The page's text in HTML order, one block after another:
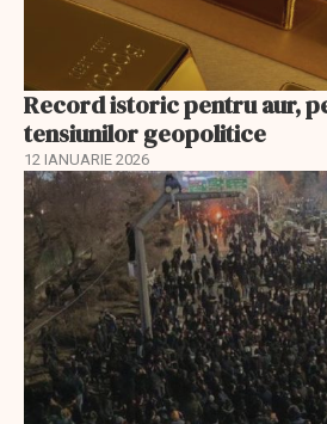
Record istoric pentru aur,
tensiunilor geopolitice
12 IANUARIE 2026